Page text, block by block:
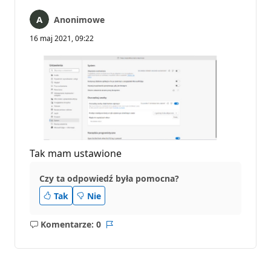
Anonimowe
16 maj 2021, 09:22
Tak mam ustawione
Czy ta odpowiedź była pomocna?
Tak
Nie
Komentarze: 0
Brak
Raport